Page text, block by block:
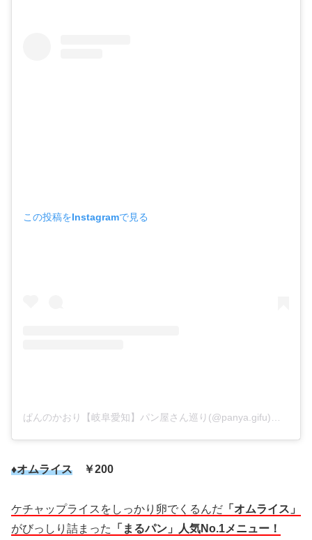
この投稿をInstagramで見る
ぱんのかおり【岐阜愛知】パン屋さん巡り(@panya.gifu)がシェアした投稿
♦オムライス ￥200
ケチャップライスをしっかり卵でくるんだ 「オムライス」
がびっしり詰まった
「まるパン」人気No.1メニュー！